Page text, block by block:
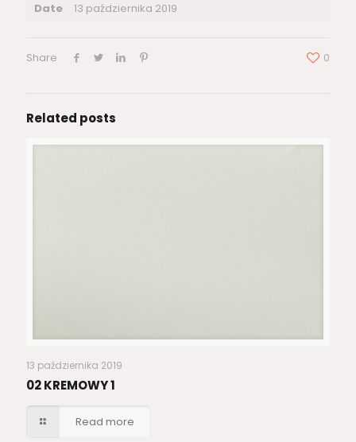
Date 13 października 2019
Share 0
Related posts
13 października 2019
02 KREMOWY 1
Read more